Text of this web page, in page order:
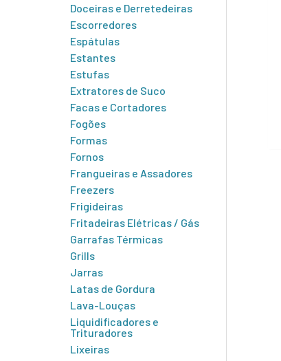
Doceiras e Derretedeiras
Escorredores
Espátulas
Estantes
Estufas
Extratores de Suco
Facas e Cortadores
Fogões
Formas
Fornos
Frangueiras e Assadores
Freezers
Frigideiras
Fritadeiras Elétricas / Gás
Garrafas Térmicas
Grills
Jarras
Latas de Gordura
Lava-Louças
Liquidificadores e
Trituradores
Lixeiras